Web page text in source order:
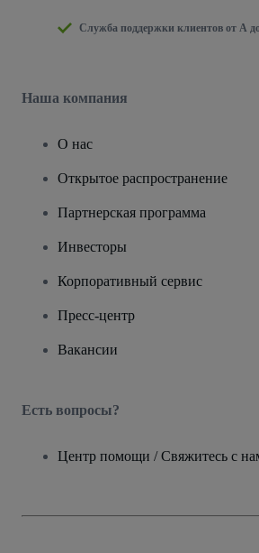
Служба поддержки клиентов от А
Наша компания
О нас
Открытое распространение
Партнерская программа
Инвесторы
Корпоративный сервис
Пресс-центр
Вакансии
Есть вопросы?
Центр помощи / Свяжитесь с